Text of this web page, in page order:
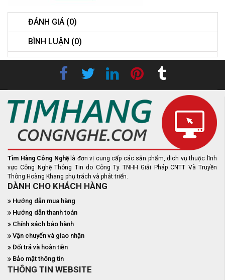
ĐÁNH GIÁ (0)
BÌNH LUẬN (0)
Tìm Hàng Công Nghệ là đơn vị cung cấp các sản phẩm, dịch vụ thuộc lĩnh
vực Công Nghệ Thông Tin do Công Ty TNHH Giải Pháp CNTT Và Truyền
Thông Hoàng Khang phụ trách và phát triển.
DÀNH CHO KHÁCH HÀNG
Hướng dẫn mua hàng
Hướng dẫn thanh toán
Chính sách bảo hành
Vận chuyển và giao nhận
Đổi trả và hoàn tiền
Bảo mật thông tin
THÔNG TIN WEBSITE